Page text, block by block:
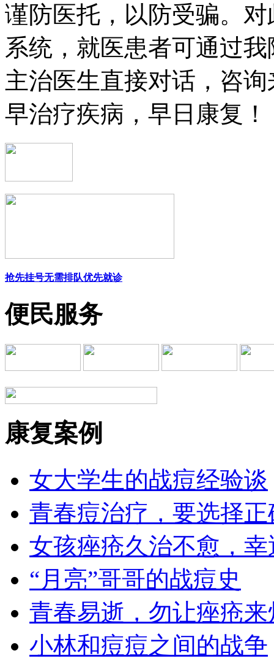
谨防医托，以防受骗。
系统，就医患者可通过
主治医生直接对话，咨
早治疗疾病，早日康复！
抢先挂号无需排队优先就诊
便民服务
康复案例
女大学生的战痘经验谈
青春痘治疗，要选择
女孩痤疮久治不愈，
“月亮”哥哥的战痘史
青春易逝，勿让痤疮来
小林和痘痘之间的战争